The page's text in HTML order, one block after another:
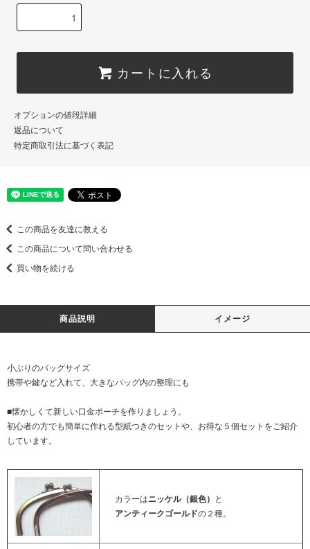
カートに入れる
オプションの値段詳細
返品について
特定商取引法に基づく表記
この商品を友達に教える
この商品について問い合わせる
買い物を続ける
商品説明 イメージ
小ぶりのバッグサイズ
携帯や鍵など入れて、大きなバッグ内の整理にも
■懐かしくて新しい口金ポーチを作りましょう。
初心者の方でも簡単に作れる型紙つきのセットや、お得な５個セットをご紹介
しています。
カラーはニッケル（銀色） と
アンティークゴールドの２種。